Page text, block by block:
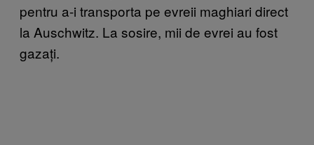
pentru a-i transporta pe evreii maghiari direct
la Auschwitz. La sosire, mii de evrei au fost
gazați.